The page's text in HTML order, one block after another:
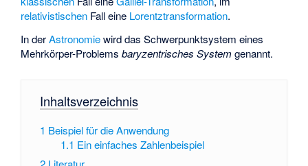
relativistischen Fall eine Lorentztransformation.
In derAstronomiewird das Schwerpunktsystem eines
Mehrkörper-Problems baryzentrisches System genannt.
Inhaltsverzeichnis
1 Beispiel für die Anwendung
1.1 Ein einfaches Zahlenbeispiel